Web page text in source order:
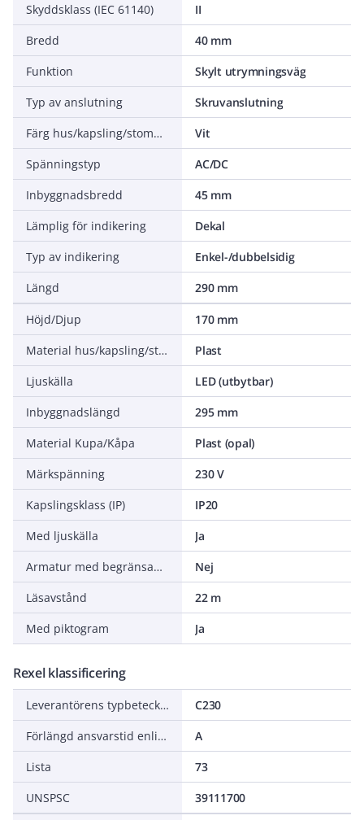
Skyddsklass (IEC 61140)
II
Bredd
40 mm
Funktion
Skylt utrymningsväg
Typ av anslutning
Skruvanslutning
Färg hus/kapsling/stomme
Vit
Spänningstyp
AC/DC
Inbyggnadsbredd
45 mm
Lämplig för indikering
Dekal
Typ av indikering
Enkel-/dubbelsidig
Längd
290 mm
Höjd/Djup
170 mm
Material hus/kapsling/stomme
Plast
Ljuskälla
LED (utbytbar)
Inbyggnadslängd
295 mm
Material Kupa/Kåpa
Plast (opal)
Märkspänning
230 V
Kapslingsklass (IP)
IP20
Med ljuskälla
Ja
Armatur med begränsad yttemperatur "D" (EN 60598-2-24)
Nej
Läsavstånd
22 m
Med piktogram
Ja
Rexel klassificering
Leverantörens typbeteckning
C230
Förlängd ansvarstid enligt ALEM-09
A
Lista
73
UNSPSC
39111700